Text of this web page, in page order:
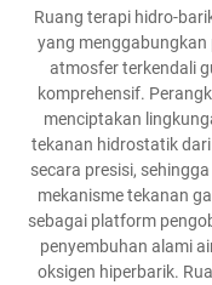
Ruang terapi hidro-
yang menggabungkan
atmosfer terkendali
komprehensif.
menciptakan
tekanan hidrostatik
secara presisi,
mekanisme tekanan
sebagai platform
penyembuhan alami
oksigen hiperbarik.